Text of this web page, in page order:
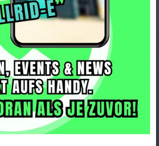
BESTELLEN - MIT